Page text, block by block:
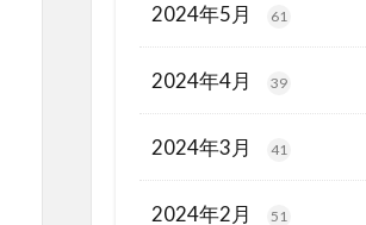
2024年5月 61
2024年4月 39
2024年3月 41
2024年2月 51